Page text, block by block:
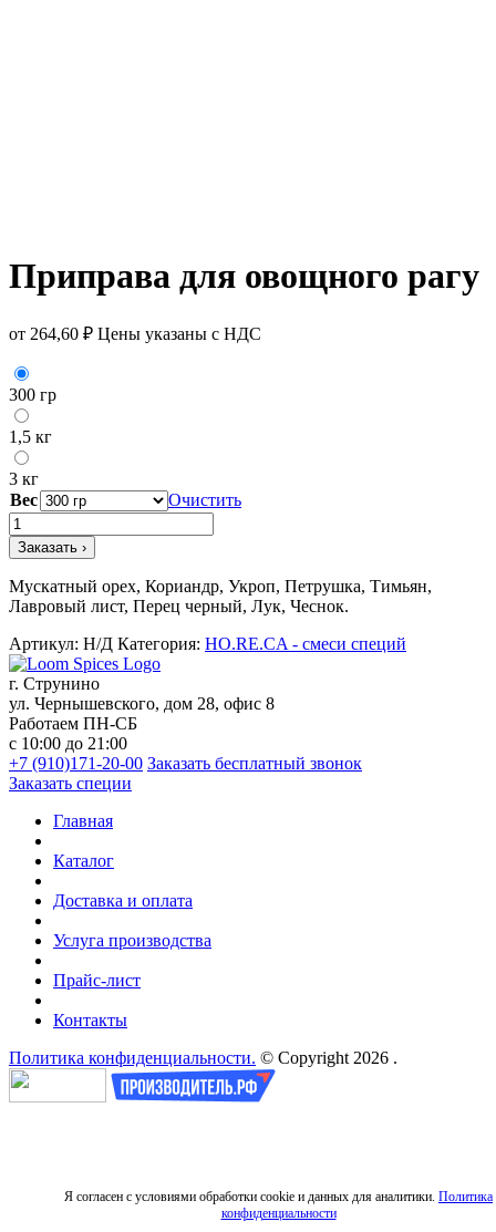
Я согласен с условиями обработки cookie и данных для аналитики. Политика
конфиденциальности
Приправа для овощного рагу
от 264,60 ₽ Цены указаны с НДС
300 гр
1,5 кг
3 кг
Вес
Очистить
Количество
товара
Приправа
для
овощного
рагу
Заказать ›
Мускатный орех, Кориандр, Укроп, Петрушка, Тимьян,
Лавровый лист, Перец черный, Лук, Чеснок.
Артикул: Н/Д Категория: HO.RE.CA - смеси специй
г. Струнино
ул. Чернышевского, дом 28, офис 8
Работаем ПН-СБ
с 10:00 до 21:00
+7 (910)171-20-00 Заказать бесплатный звонок
Заказать специи
Главная
Каталог
Доставка и оплата
Услуга производства
Прайс-лист
Контакты
Политика конфиденциальности. © Copyright 2026 .